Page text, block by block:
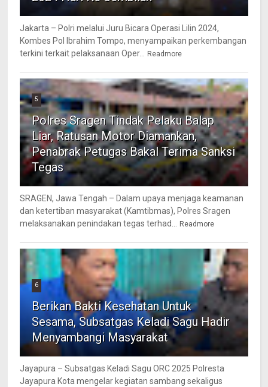
Jakarta – Polri melalui Juru Bicara Operasi Lilin 2024,
Kombes Pol Ibrahim Tompo, menyampaikan perkembangan
terkini terkait pelaksanaan Oper...
Readmore
5
Polres Sragen Tindak Pelaku Balap
Liar, Ratusan Motor Diamankan,
Penabrak Petugas Bakal Terima Sanksi
Tegas
SRAGEN, Jawa Tengah – Dalam upaya menjaga keamanan
dan ketertiban masyarakat (Kamtibmas), Polres Sragen
melaksanakan penindakan tegas terhad...
Readmore
6
Berikan Bakti Kesehatan Untuk
Sesama, Subsatgas Keladi Sagu Hadir
Menyambangi Masyarakat
Jayapura – Subsatgas Keladi Sagu ORC 2025 Polresta
Jayapura Kota mengelar kegiatan sambang sekaligus